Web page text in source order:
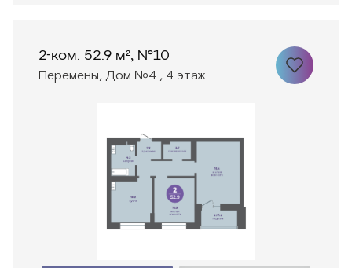
2-ком. 52.9 м², №10
Перемены, Дом №4 , 4 этаж